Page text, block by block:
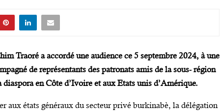
Traoré a accordé une audience ce 5 septembre 2024, à une
de représentants des patronats amis de la sous- région
diaspora en Côte d’Ivoire et aux Etats unis d’Amérique.
aux états généraux du secteur privé burkinabè, la délégation